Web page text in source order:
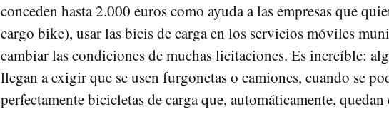
conceden hasta 2.000 euros como ayuda a las empresas que
cargo bike), usar las bicis de carga en los servicios móviles
cambiar las condiciones de muchas licitaciones. Es increíble:
llegan a exigir que se usen furgonetas o camiones, cuando se
perfectamente bicicletas de carga que, automáticamente, quedan